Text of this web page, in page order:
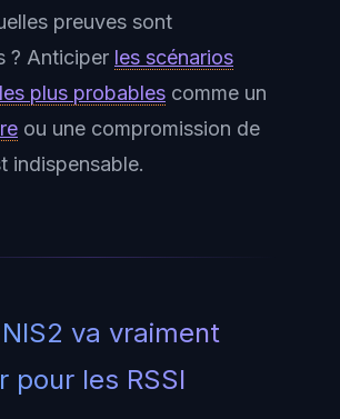
preuves sont
? Anticiper les scénarios
plus probables comme un
ou une compromission de
indispensable.
va vraiment
pour les RSSI